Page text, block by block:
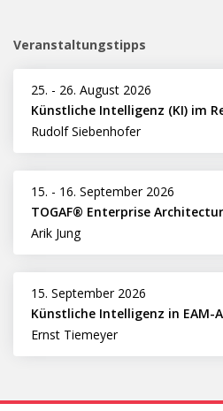
Veranstaltungstipps
25. - 26. August 2026
Rudolf Siebenhofer
15. - 16. September 2026
TOGAF® Enterprise
Arik Jung
15. September 2026
Ernst Tiemeyer